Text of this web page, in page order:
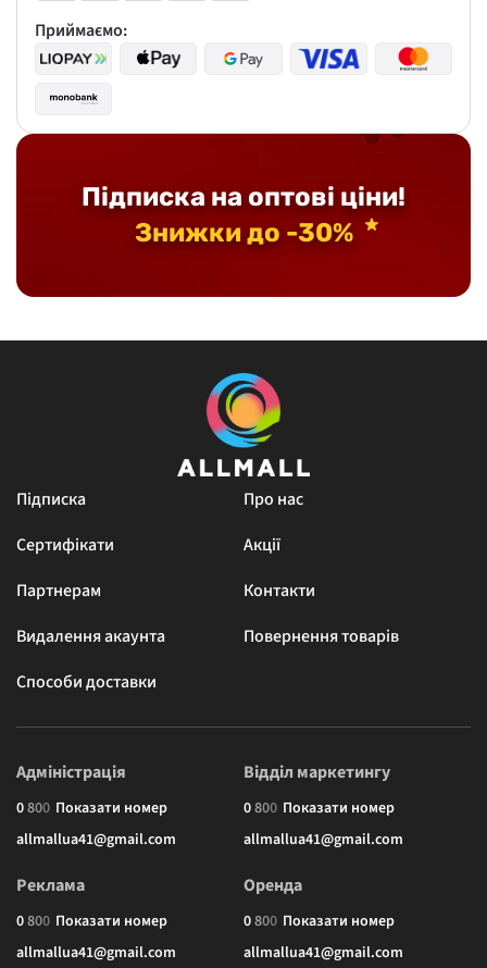
Підписка на оптові ціни!
Знижки до -30%
Приймаємо:
Підписка
Про нас
Сертифікати
Акції
Партнерам
Контакти
Видалення акаунта
Повернення товарів
Способи доставки
Адміністрація
0800 Показати номер
allmallua41@gmail.com
Відділ маркетингу
0800 Показати номер
allmallua41@gmail.com
Реклама
0800 Показати номер
allmallua41@gmail.com
Оренда
0800 Показати номер
allmallua41@gmail.com